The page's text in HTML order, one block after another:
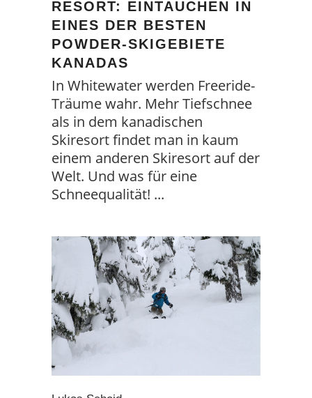
RESORT: EINTAUCHEN IN
EINES DER BESTEN
POWDER-SKIGEBIETE
KANADAS
In Whitewater werden Freeride-
Träume wahr. Mehr Tiefschnee
als in dem kanadischen
Skiresort findet man in kaum
einem anderen Skiresort auf der
Welt. Und was für eine
Schneequalität!